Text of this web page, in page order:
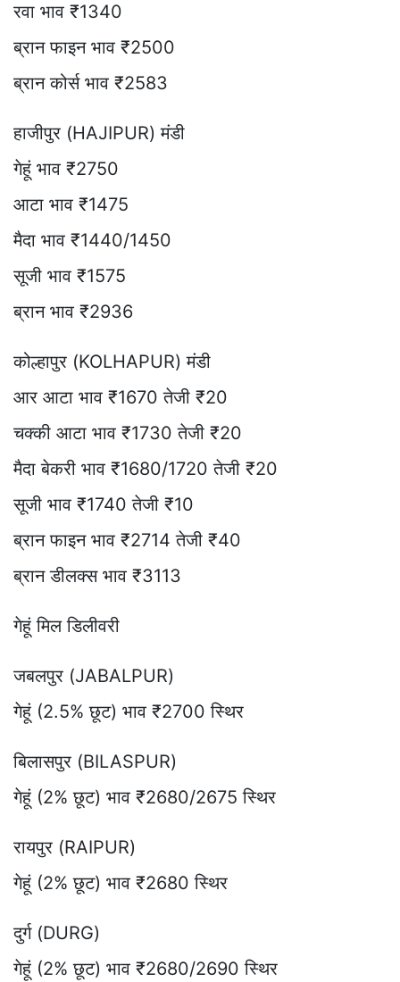
रवा भाव ₹1340
ब्रान फाइन भाव ₹2500
ब्रान कोर्स भाव ₹2583
हाजीपुर (HAJIPUR) मंडी
गेहूं भाव ₹2750
आटा भाव ₹1475
मैदा भाव ₹1440/1450
सूजी भाव ₹1575
ब्रान भाव ₹2936
कोल्हापुर (KOLHAPUR) मंडी
आर आटा भाव ₹1670 तेजी ₹20
चक्की आटा भाव ₹1730 तेजी ₹20
मैदा बेकरी भाव ₹1680/1720 तेजी ₹20
सूजी भाव ₹1740 तेजी ₹10
ब्रान फाइन भाव ₹2714 तेजी ₹40
ब्रान डीलक्स भाव ₹3113
गेहूं मिल डिलीवरी
जबलपुर (JABALPUR)
गेहूं (2.5% छूट) भाव ₹2700 स्थिर
बिलासपुर (BILASPUR)
गेहूं (2% छूट) भाव ₹2680/2675 स्थिर
रायपुर (RAIPUR)
गेहूं (2% छूट) भाव ₹2680 स्थिर
दुर्ग (DURG)
गेहूं (2% छूट) भाव ₹2680/2690 स्थिर